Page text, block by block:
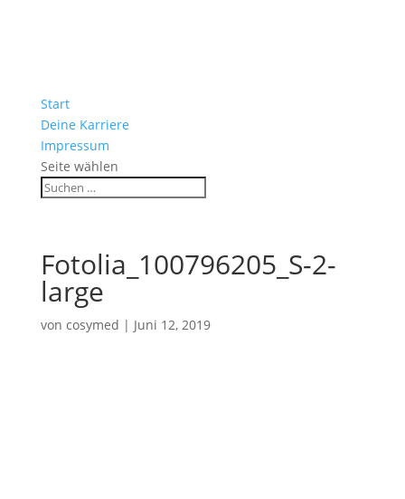
Start
Deine Karriere
Impressum
Seite wählen
Fotolia_100796205_S-2-
large
von cosymed | Juni 12, 2019